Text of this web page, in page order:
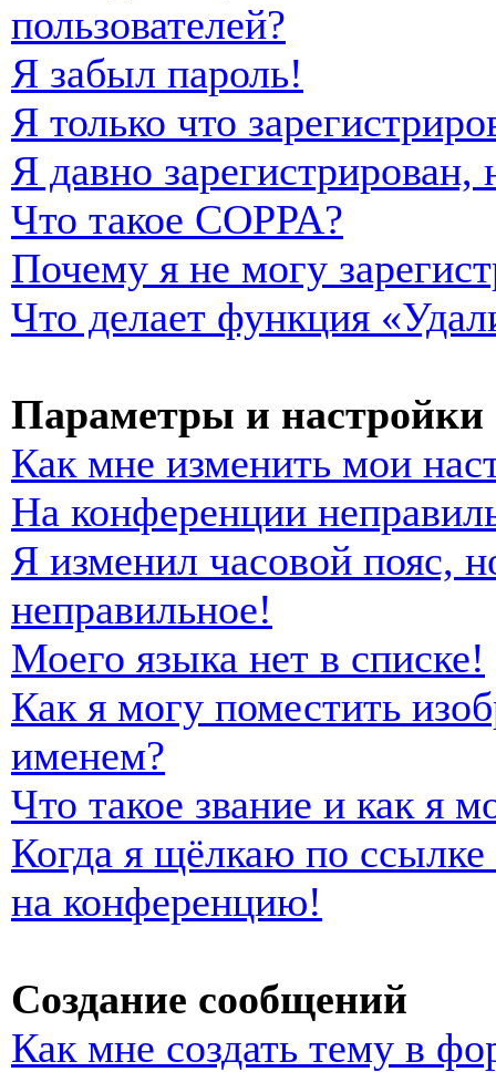
пользователей?
Я забыл пароль!
Я только что
Я давно
Что такое COPPA?
Почему я не могу
Что делает функция
Параметры и настройки
Как мне изменить мои
На конференции
Я изменил часовой пояс,
неправильное!
Моего языка нет в списке!
Как я могу поместить
именем?
Что такое звание и как я
Когда я щёлкаю по
на конференцию!
Создание сообщений
Как мне создать тему в